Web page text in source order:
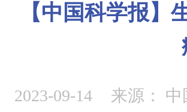
【中国科学报】
2023-09-14 来源： 中